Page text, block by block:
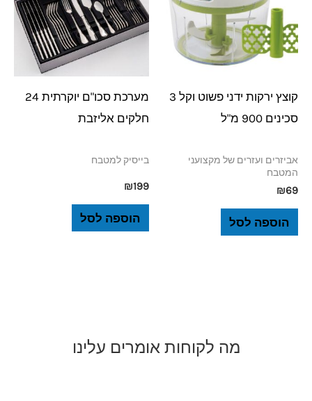
קוצץ ירקות ידני פשוט וקל 3
סכינים 900 מ"ל
אביזרים ועזרים של מקצועני
המטבח
₪69
הוספה לסל
מערכת סכו"ם יוקרתית 24
חלקים אליזבת
בייסיק למטבח
₪199
הוספה לסל
מה לקוחות אומרים עלינו